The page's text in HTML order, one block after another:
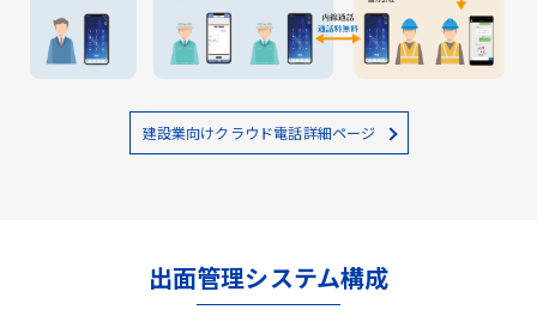
建設業向けクラウド電話詳細ページ
出面管理システム構成